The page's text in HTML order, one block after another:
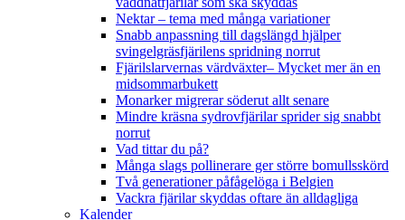
Nektar – tema med många variationer
Snabb anpassning till dagslängd hjälper
svingelgräsfjärilens spridning norrut
Fjärilslarvernas värdväxter– Mycket mer än en
midsommarbukett
Monarker migrerar söderut allt senare
Mindre kräsna sydrovfjärilar sprider sig snabbt
norrut
Vad tittar du på?
Många slags pollinerare ger större bomullsskörd
Två generationer påfågelöga i Belgien
Vackra fjärilar skyddas oftare än alldagliga
Kalender